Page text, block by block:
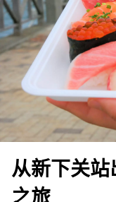
从新下关
之旅